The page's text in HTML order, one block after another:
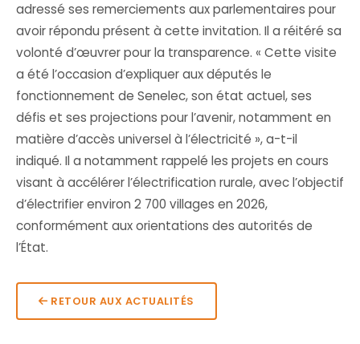
adressé ses remerciements aux parlementaires pour
avoir répondu présent à cette invitation. Il a réitéré sa
volonté d’œuvrer pour la transparence. « Cette visite
a été l’occasion d’expliquer aux députés le
fonctionnement de Senelec, son état actuel, ses
défis et ses projections pour l’avenir, notamment en
matière d’accès universel à l’électricité », a-t-il
indiqué. Il a notamment rappelé les projets en cours
visant à accélérer l’électrification rurale, avec l’objectif
d’électrifier environ 2 700 villages en 2026,
conformément aux orientations des autorités de
l’État.
RETOUR AUX ACTUALITÉS